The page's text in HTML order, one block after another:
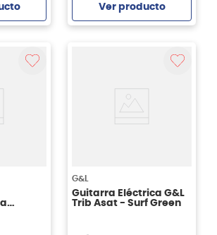
Ver producto
G&L
Guitarra Eléctrica G&L
Trib Asat - Surf Green